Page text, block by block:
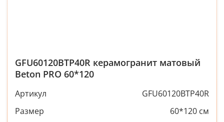
GFU60120BTP40R керамогранит матовый
Beton PRO 60*120
Артикул
GFU60120BTP40R
Размер
60*120 см